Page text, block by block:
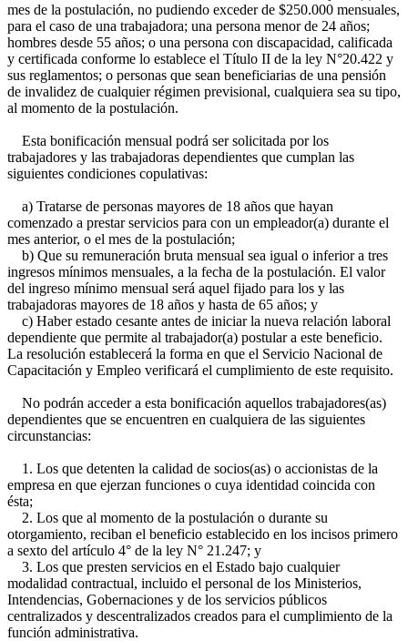
mes de la postulación, no pudiendo exceder de $250.000 mensuales,
para el caso de una trabajadora; una persona menor de 24 años;
hombres desde 55 años; o una persona con discapacidad, calificada
y certificada conforme lo establece el Título II de la ley N°20.422 y
sus reglamentos; o personas que sean beneficiarias de una pensión
de invalidez de cualquier régimen previsional, cualquiera sea su tipo,
al momento de la postulación.
Esta bonificación mensual podrá ser solicitada por los
trabajadores y las trabajadoras dependientes que cumplan las
siguientes condiciones copulativas:
a) Tratarse de personas mayores de 18 años que hayan
comenzado a prestar servicios para con un empleador(a) durante el
mes anterior, o el mes de la postulación;
b) Que su remuneración bruta mensual sea igual o inferior a tres
ingresos mínimos mensuales, a la fecha de la postulación. El valor
del ingreso mínimo mensual será aquel fijado para los y las
trabajadoras mayores de 18 años y hasta de 65 años; y
c) Haber estado cesante antes de iniciar la nueva relación laboral
dependiente que permite al trabajador(a) postular a este beneficio.
La resolución establecerá la forma en que el Servicio Nacional de
Capacitación y Empleo verificará el cumplimiento de este requisito.
No podrán acceder a esta bonificación aquellos trabajadores(as)
dependientes que se encuentren en cualquiera de las siguientes
circunstancias:
1. Los que detenten la calidad de socios(as) o accionistas de la
empresa en que ejerzan funciones o cuya identidad coincida con
ésta;
2. Los que al momento de la postulación o durante su
otorgamiento, reciban el beneficio establecido en los incisos primero
a sexto del artículo 4° de la ley N° 21.247; y
3. Los que presten servicios en el Estado bajo cualquier
modalidad contractual, incluido el personal de los Ministerios,
Intendencias, Gobernaciones y de los servicios públicos
centralizados y descentralizados creados para el cumplimiento de la
función administrativa.